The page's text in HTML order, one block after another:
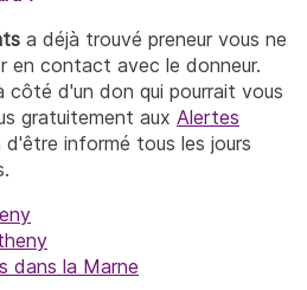
a déjà trouvé preneur vous ne
en contact avec le donneur.
côté d'un don qui pourrait vous
gratuitement aux Alertes
informé tous les jours
dans la Marne